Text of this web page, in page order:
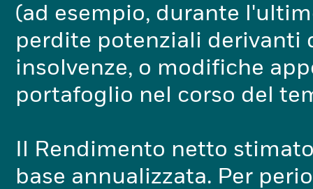
(ad esempio, durante
perdite potenziali derivanti
insolvenze, o modifiche
portafoglio nel corso del
Il Rendimento netto
base annualizzata. Per